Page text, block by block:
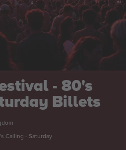
- 80's
Billets
Calling - Saturday